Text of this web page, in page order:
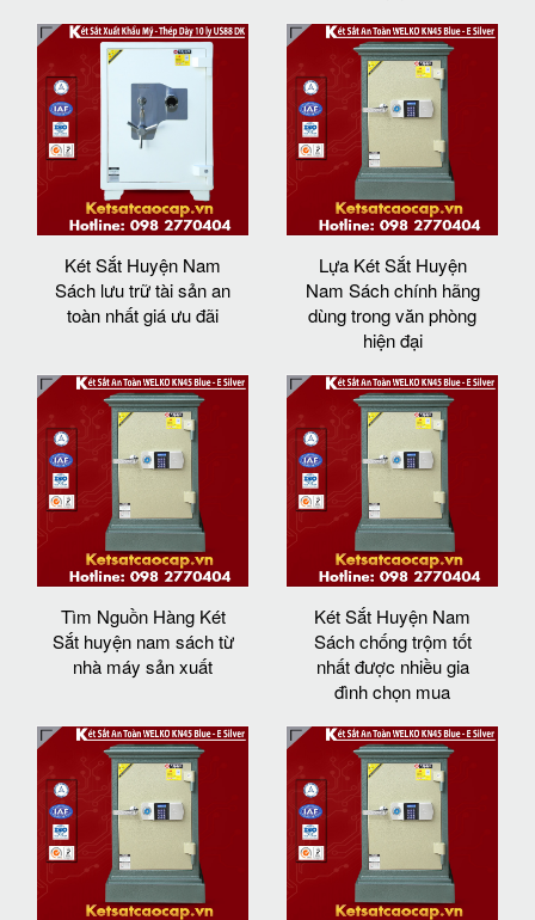
Két Sắt Huyện Nam
Sách lưu trữ tài sản an
toàn nhất giá ưu đãi
Lựa Két Sắt Huyện
Nam Sách chính hãng
dùng trong văn phòng
hiện đại
Tìm Nguồn Hàng Két
Sắt huyện nam sách từ
nhà máy sản xuất
Két Sắt Huyện Nam
Sách chống trộm tốt
nhất được nhiều gia
đình chọn mua